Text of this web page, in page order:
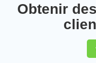
Obtenir